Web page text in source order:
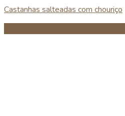
Castanhas salteadas com chouriço
Guardar